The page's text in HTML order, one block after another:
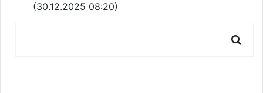
(30.12.2025 08:20)